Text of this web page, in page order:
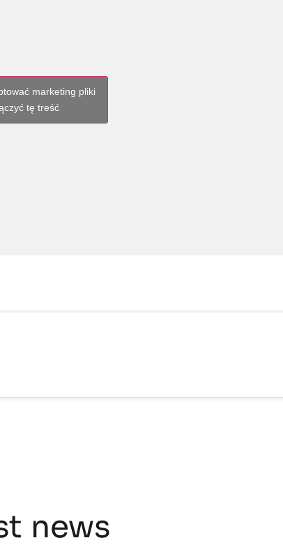
marketing pliki
tę treść
news